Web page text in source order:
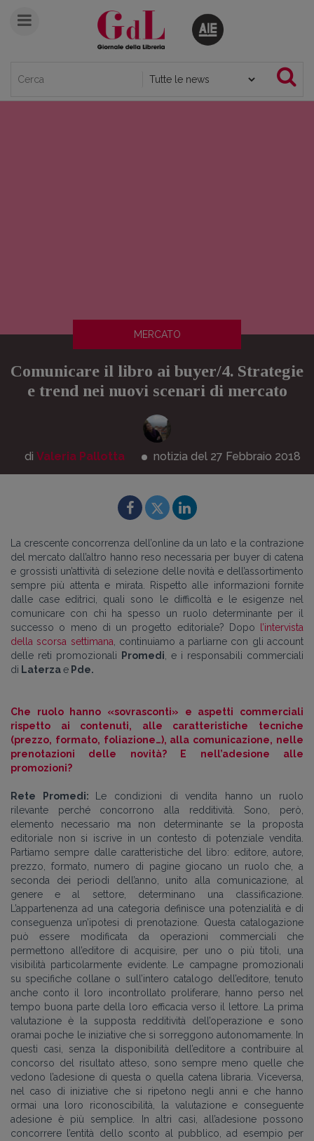
MERCATO
Comunicare il libro ai buyer/4. Strategie
e trend nei nuovi scenari di mercato
di Valeria Pallotta notizia del 27 Febbraio 2018
La crescente concorrenza dell’online da un lato e la contrazione
del mercato dall’altro hanno reso necessaria per buyer di catena
e grossisti un’attività di selezione delle novità e dell’assortimento
sempre più attenta e mirata. Rispetto alle informazioni fornite
dalle case editrici, quali sono le difficoltà e le esigenze nel
comunicare con chi ha spesso un ruolo determinante per il
successo o meno di un progetto editoriale? Dopo
l’intervista
della scorsa settimana , continuiamo a parliarne con gli account
delle reti promozionali
Promedi , e i responsabili commerciali
di Laterzae Pde.
Che ruolo hanno «sovrasconti» e aspetti commerciali
rispetto ai contenuti, alle caratteristiche tecniche
(prezzo, formato, foliazione…), alla comunicazione, nelle
prenotazioni delle novità? E nell’adesione alle
promozioni?
Rete Promedi:
Le condizioni di vendita hanno un ruolo
rilevante perché concorrono alla redditività. Sono, però,
elemento necessario ma non determinante se la proposta
editoriale non si iscrive in un contesto di potenziale vendita.
Partiamo sempre dalle caratteristiche del libro: editore, autore,
prezzo, formato, numero di pagine giocano un ruolo che, a
seconda dei periodi dell’anno, unito alla comunicazione, al
genere e al settore, determinano una classificazione.
L’appartenenza ad una categoria definisce una potenzialità e di
conseguenza un’ipotesi di prenotazione. Questa catalogazione
può essere modificata da operazioni commerciali che
permettono all’editore di acquisire, per uno o più titoli, una
visibilità particolarmente evidente.
Le campagne promozionali
su specifiche collane o sull’intero catalogo dell’editore, tenuto
anche conto il loro incontrollato proliferare, hanno perso nel
tempo buona parte della loro efficacia verso il lettore. La prima
valutazione è la supposta redditività dell’operazione e sono
oramai poche le iniziative che si sorreggono autonomamente. In
questi casi, senza la disponibilità dell’editore a contribuire al
concorso del risultato atteso, sono sempre meno quelle che
vedono l’adesione di questa o quella catena libraria. Viceversa,
nel caso di iniziative che si ripetono negli anni e che hanno
ormai una loro riconoscibilità, la valutazione e conseguente
adesione è più semplice. In altri casi, all’adesione possono
concorrere l’entità dello sconto al pubblico, ad esempio per